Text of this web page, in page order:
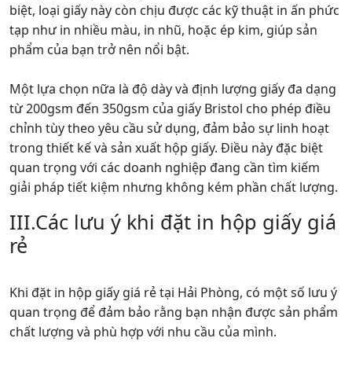
biệt, loại giấy này còn chịu được các kỹ thuật in ấn phức
tạp như in nhiều màu, in nhũ, hoặc ép kim, giúp sản
phẩm của bạn trở nên nổi bật.
Một lựa chọn nữa là độ dày và định lượng giấy đa dạng
từ 200gsm đến 350gsm của giấy Bristol cho phép điều
chỉnh tùy theo yêu cầu sử dụng, đảm bảo sự linh hoạt
trong thiết kế và sản xuất hộp giấy. Điều này đặc biệt
quan trọng với các doanh nghiệp đang cần tìm kiếm
giải pháp tiết kiệm nhưng không kém phần chất lượng.
III.Các lưu ý khi đặt in hộp giấy giá
rẻ
Khi đặt in hộp giấy giá rẻ tại Hải Phòng, có một số lưu ý
quan trọng để đảm bảo rằng bạn nhận được sản phẩm
chất lượng và phù hợp với nhu cầu của mình.